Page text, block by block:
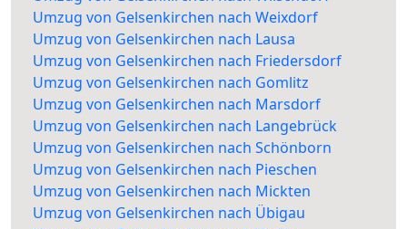
Umzug von Gelsenkirchen nach Weixdorf
Umzug von Gelsenkirchen nach Lausa
Umzug von Gelsenkirchen nach Friedersdorf
Umzug von Gelsenkirchen nach Gomlitz
Umzug von Gelsenkirchen nach Marsdorf
Umzug von Gelsenkirchen nach Langebrück
Umzug von Gelsenkirchen nach Schönborn
Umzug von Gelsenkirchen nach Pieschen
Umzug von Gelsenkirchen nach Mickten
Umzug von Gelsenkirchen nach Übigau